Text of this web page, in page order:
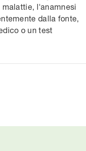
l'anamnesi
dalla fonte,
o un test